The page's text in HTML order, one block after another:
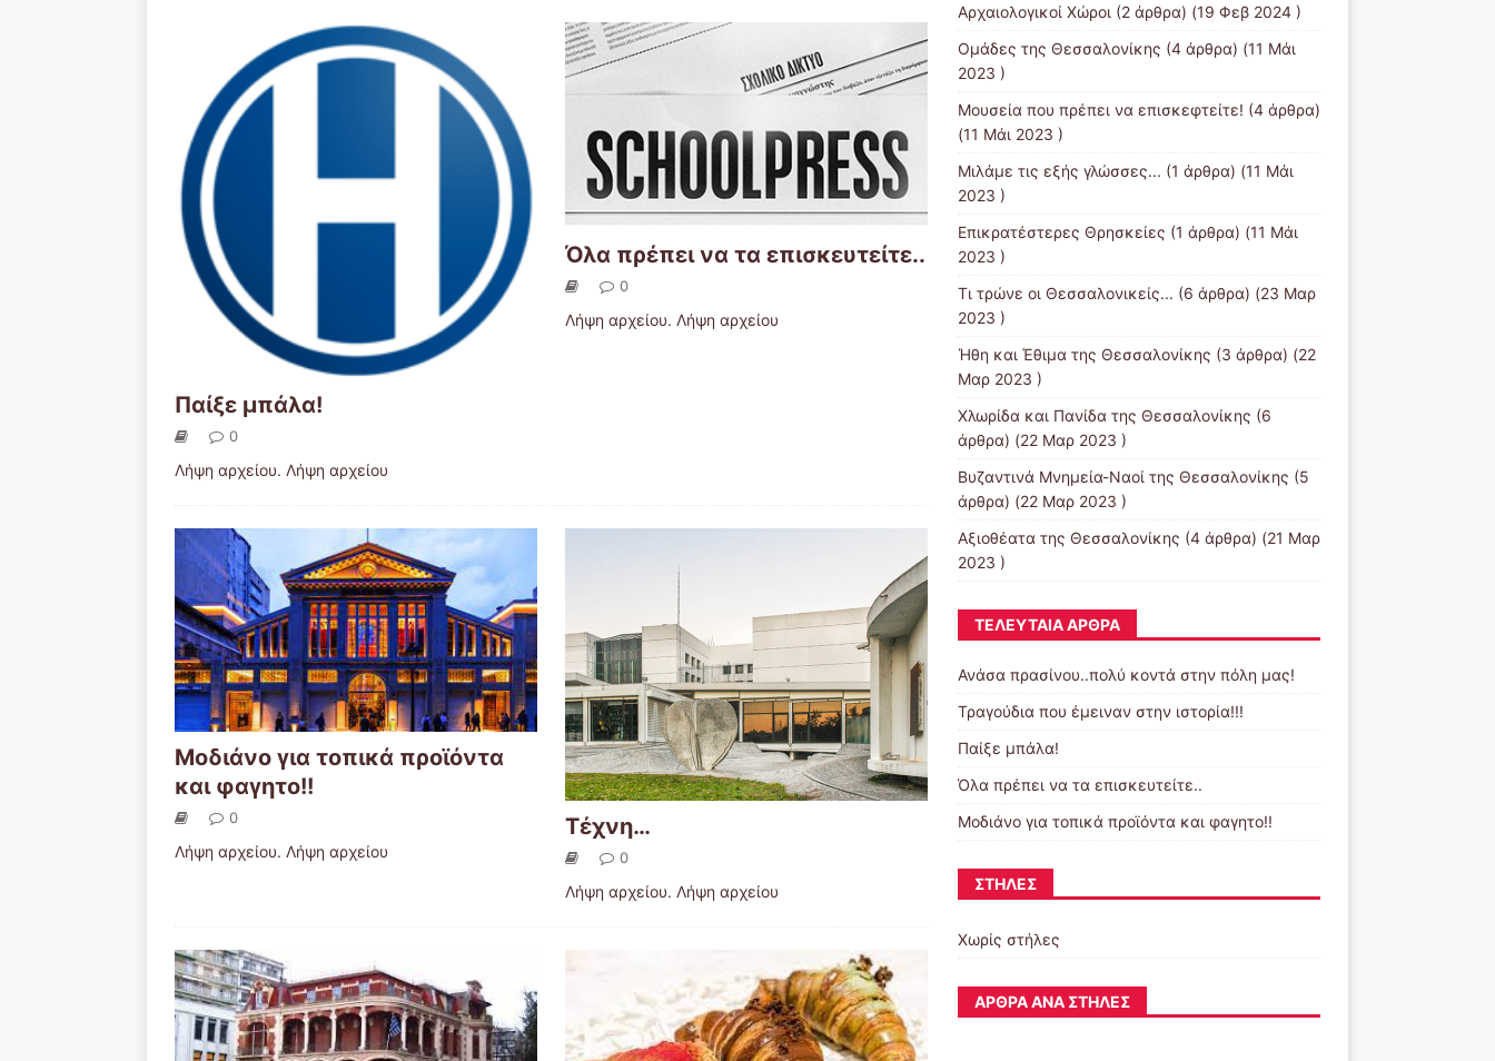
Παίξε μπάλα!
0
Λήψη αρχείου. Λήψη αρχείου
Όλα πρέπει να τα επισκευτείτε..
0
Λήψη αρχείου. Λήψη αρχείου
Μοδιάνο για τοπικά προϊόντα
και φαγητο!!
0
Λήψη αρχείου. Λήψη αρχείου
Τέχνη…
0
Λήψη αρχείου. Λήψη αρχείου
Αρχαιολογικοί Χώροι (2 άρθρα) (19 Φεβ 2024 )
Ομάδες της Θεσσαλονίκης (4 άρθρα) (11 Μάι
2023 )
Μουσεία που πρέπει να επισκεφτείτε! (4 άρθρα)
(11 Μάι 2023 )
Μιλάμε τις εξής γλώσσες... (1 άρθρα) (11 Μάι
2023 )
Επικρατέστερες Θρησκείες (1 άρθρα) (11 Μάι
2023 )
Τι τρώνε οι Θεσσαλονικείς... (6 άρθρα) (23 Μαρ
2023 )
Ήθη και Έθιμα της Θεσσαλονίκης (3 άρθρα) (22
Μαρ 2023 )
Χλωρίδα και Πανίδα της Θεσσαλονίκης (6
άρθρα) (22 Μαρ 2023 )
Βυζαντινά Μνημεία-Ναοί της Θεσσαλονίκης (5
άρθρα) (22 Μαρ 2023 )
Αξιοθέατα της Θεσσαλονίκης (4 άρθρα) (21 Μαρ
2023 )
ΤΕΛΕΥΤΑΊΑ ΆΡΘΡΑ
Ανάσα πρασίνου..πολύ κοντά στην πόλη μας!
Τραγούδια που έμειναν στην ιστορία!!!
Παίξε μπάλα!
Όλα πρέπει να τα επισκευτείτε..
Μοδιάνο για τοπικά προϊόντα και φαγητο!!
ΣΤΉΛΕΣ
Χωρίς στήλες
ΆΡΘΡΑ ΑΝΆ ΣΤΉΛΕΣ